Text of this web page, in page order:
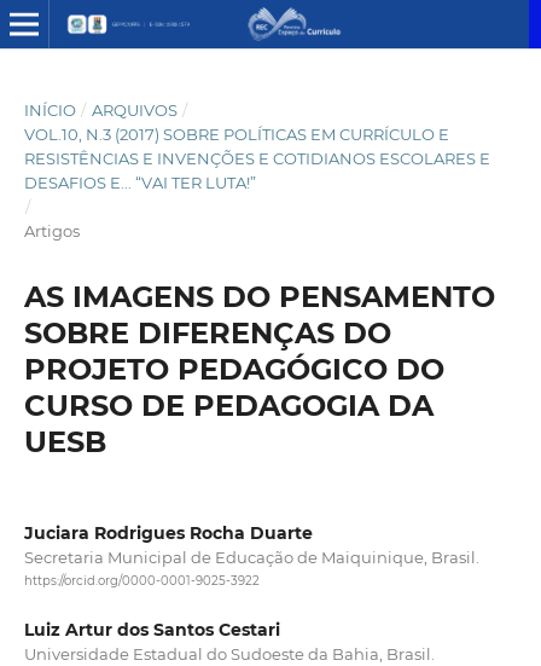
INÍCIO / ARQUIVOS /
VOL.10, N.3 (2017) SOBRE POLÍTICAS EM CURRÍCULO E
RESISTÊNCIAS E INVENÇÕES E COTIDIANOS ESCOLARES E
DESAFIOS E... “VAI TER LUTA!”
/
Artigos
AS IMAGENS DO PENSAMENTO
SOBRE DIFERENÇAS DO
PROJETO PEDAGÓGICO DO
CURSO DE PEDAGOGIA DA
UESB
Juciara Rodrigues Rocha Duarte
Secretaria Municipal de Educação de Maiquinique, Brasil.
https://orcid.org/0000-0001-9025-3922
Luiz Artur dos Santos Cestari
Universidade Estadual do Sudoeste da Bahia, Brasil.